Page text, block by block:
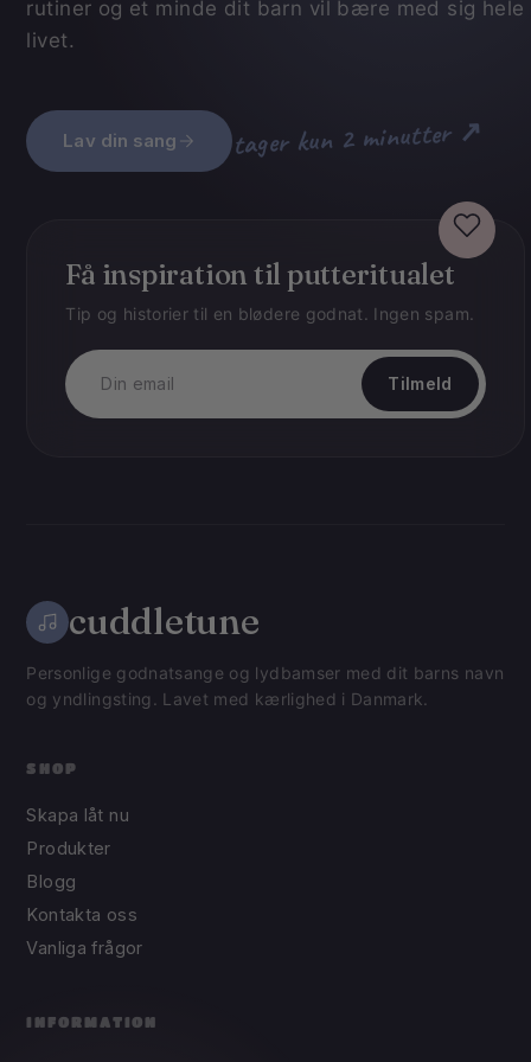
rutiner og et minde dit barn vil bære med sig hele
livet.
Lav din sang tager kun 2 minutter ↗
Få inspiration til putteritualet
Tip og historier til en blødere godnat. Ingen spam.
Tilmeld
cuddletune
Personlige godnatsange og lydbamser med dit barns navn
og yndlingsting. Lavet med kærlighed i Danmark.
SHOP
Skapa låt nu
Produkter
Blogg
Kontakta oss
Vanliga frågor
INFORMATION